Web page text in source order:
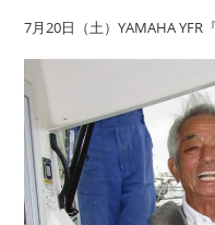
7月20日（土）YAMAHA